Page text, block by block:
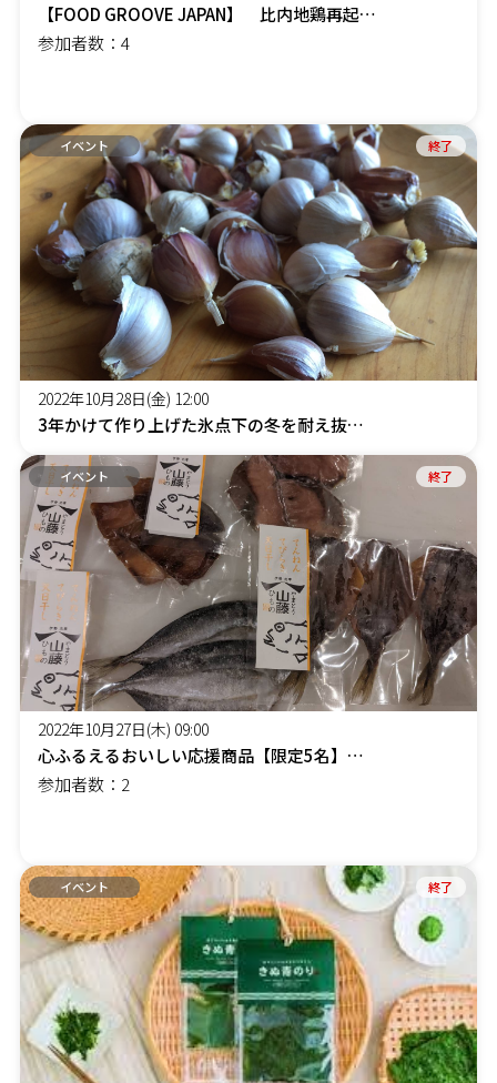
【FOOD GROOVE JAPAN】 比内地鶏再起応援イベント
参加者数：4
イベント 終了
2022年10月28日(金) 12:00
3年かけて作り上げた氷点下の冬を耐え抜いた自然栽培の薄皮にんにく（紫種）の試供協力者販売
イベント 終了
2022年10月27日(木) 09:00
心ふるえるおいしい応援商品【限定5名】頒布会イベント
参加者数：2
イベント 終了